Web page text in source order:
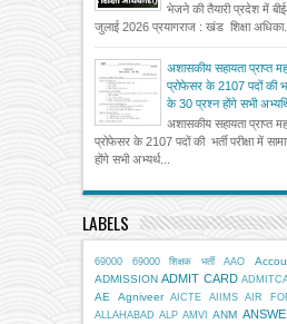
भेजने की तैयारी प्रदेश में
जुलाई 2026 प्रयागराज : खंड शिक्षा अधिका...
अशासकीय सहायता प्राप्त
प्रोफेसर के 2107 पदों की
के 30 प्रश्न होंगे सभी
अशासकीय सहायता प्राप्त
प्रोफेसर के 2107 पदों की भर्ती परीक्षा में
होंगे सभी अभ्यर्थ...
LABELS
69000 69000 शिक्षक भर्ती AAO
ADMISSION ADMIT CARD
AE
Agniveer AICTE AIIMS AIR
ALLAHABAD ALP AMVI ANM